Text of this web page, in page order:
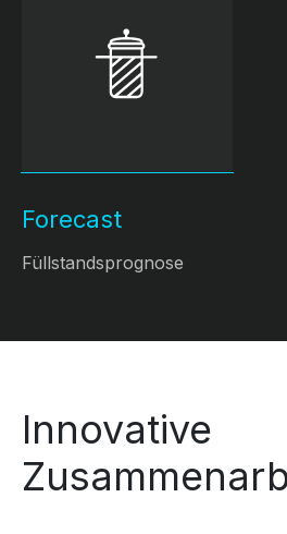
Forecast
Füllstandsprognose
Innovative